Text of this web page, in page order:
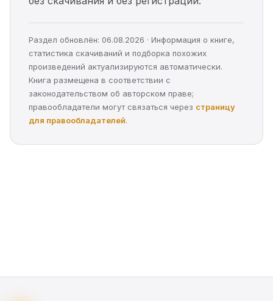
Раздел обновлён: 06.08.2026 · Информация о книге,
статистика скачиваний и подборка похожих
произведений актуализируются автоматически.
Книга размещена в соответствии с
законодательством об авторском праве;
правообладатели могут связаться через страницу
для правообладателей.